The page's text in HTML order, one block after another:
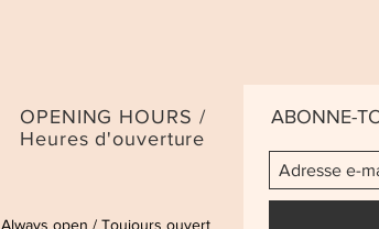
OPENING HOURS /
Heures d'ouverture
Always open / Toujours ouvert
ABONNE-